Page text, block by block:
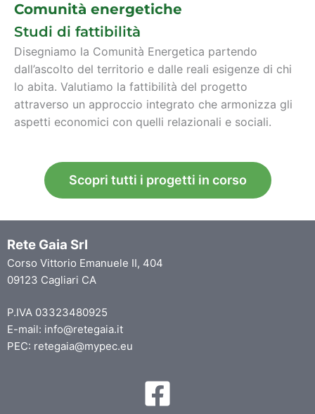
Comunità energetiche
Studi di fattibilità
Disegniamo la Comunità Energetica partendo
dall’ascolto del territorio e dalle reali esigenze di chi
lo abita. Valutiamo la fattibilità del progetto
attraverso un approccio integrato che armonizza gli
aspetti economici con quelli relazionali e sociali.
Scopri tutti i progetti in corso
Rete Gaia Srl
Corso Vittorio Emanuele II, 404
09123 Cagliari CA
P.IVA 03323480925
E-mail: info@retegaia.it
PEC: retegaia@mypec.eu